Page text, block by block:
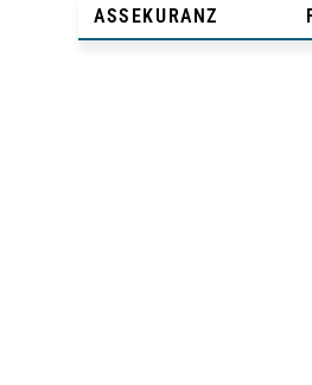
ASSEKURANZ